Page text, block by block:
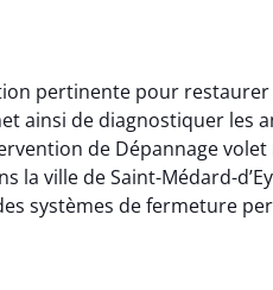
pertinente pour restaurer
ainsi de diagnostiquer les
de Dépannage
ville de Saint-Médard-
systèmes de fermeture